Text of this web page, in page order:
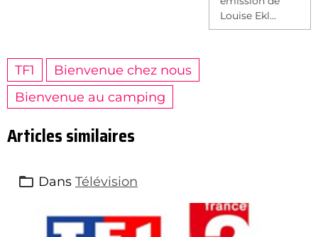
Louise Ekl...
TF1
Bienvenue chez nous
Bienvenue au camping
Articles similaires
Dans Télévision